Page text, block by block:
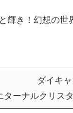
輝き！幻想の世
ダイキ
ーナルクリス